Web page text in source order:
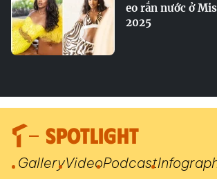
eo rắn nước ở
2025
SPOTLIGHT
GalleryVideoPodcast